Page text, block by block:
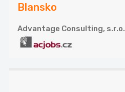
Blansko
Advantage Consulting, s.r.o.